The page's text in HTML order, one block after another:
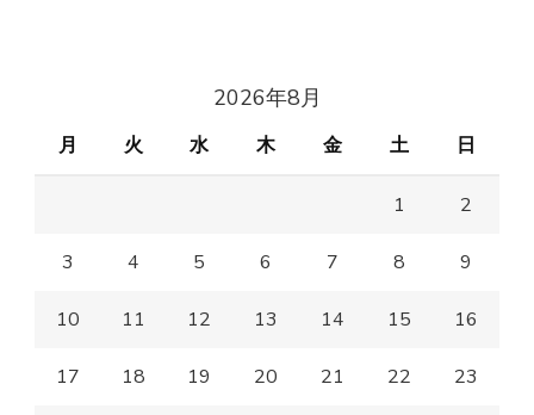
2026年8月
月 火 水 木 金 土 日
1 2
3 4 5 6 7 8 9
10 11 12 13 14 15 16
17 18 19 20 21 22 23